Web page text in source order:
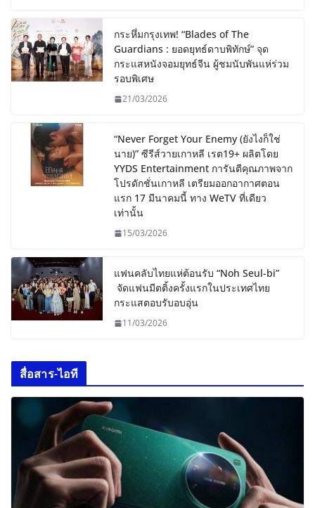
กระหึ่มกรุงเทพ! “Blades of The
Guardians : ยอดยุทธ์ดาบพิทักษ์” จุด
กระแสหนังจอมยุทธ์จีน ผู้ชมนับพันแห่ร่วม
รอบพิเศษ
21/03/2026
“Never Forget Your Enemy (ยังไงก็ใช่
นาย)” ซีรีส์วายเกาหลี เรต19+ ผลิตโดย
YYDS Entertainment การันตีคุณภาพจาก
โปรดักชั่นเกาหลี เตรียมออกอากาศตอน
แรก 17 มีนาคมนี้ ทาง WeTV ที่เดียว
เท่านั้น
15/03/2026
แฟนคลับไทยแห่ต้อนรับ “Noh Seul-bi”
จัดแฟนมีตติ้งครั้งแรกในประเทศไทย
กระแสตอบรับอบอุ่น
11/03/2026
สื่อสาร-ไอที